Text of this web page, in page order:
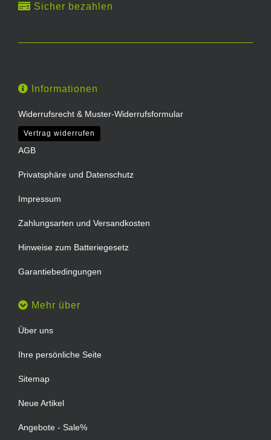
Sicher bezahlen
Informationen
Widerrufsrecht & Muster-Widerrufsformular
Vertrag widerrufen
AGB
Privatsphäre und Datenschutz
Impressum
Zahlungsarten und Versandkosten
Hinweise zum Batteriegesetz
Garantiebedingungen
Mehr über
Über uns
Ihre persönliche Seite
Sitemap
Neue Artikel
Angebote - Sale%